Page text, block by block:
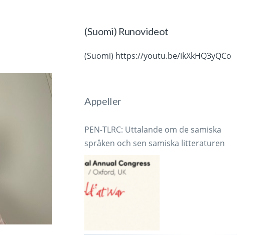
(Suomi) Runovideot
(Suomi) https://youtu.be/ikXkHQ3yQCo
Appeller
PEN-TLRC: Uttalande om de samiska
språken och sen samiska litteraturen